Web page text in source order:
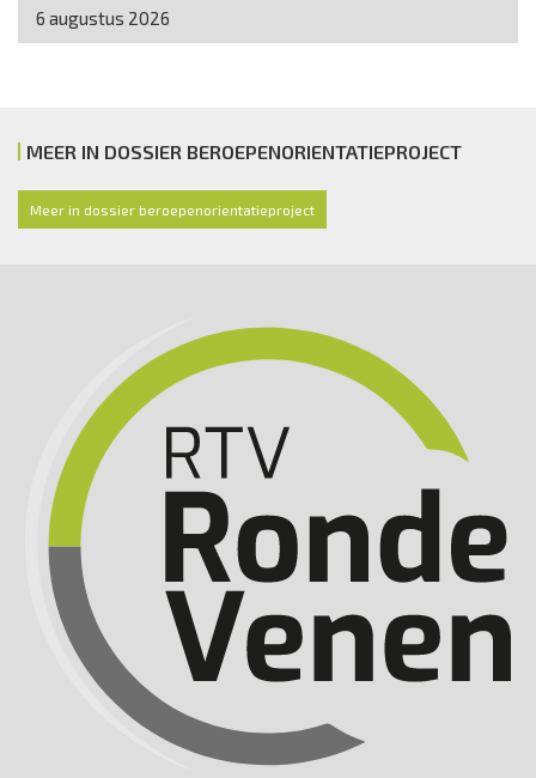
6 augustus 2026
MEER IN DOSSIER BEROEPENORIENTATIEPROJECT
Meer in dossier beroepenorientatieproject